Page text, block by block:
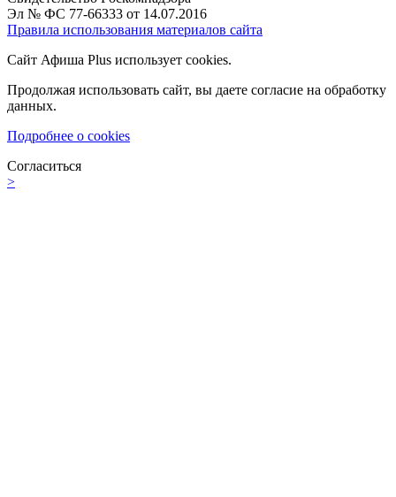
Эл № ФС 77-66333 от 14.07.2016
Правила использования материалов сайта
Сайт Афиша Plus использует cookies.
Продолжая использовать сайт, вы даете согласие на обработку
данных.
Подробнее о cookies
Согласиться
>